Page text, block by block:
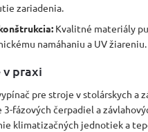
zariadenia.
Kvalitné materiály
namáhaniu a UV žiareniu.
praxi
pre stroje v stolárskych a
3-fázových čerpadiel a
klimatizačných jednotiek a